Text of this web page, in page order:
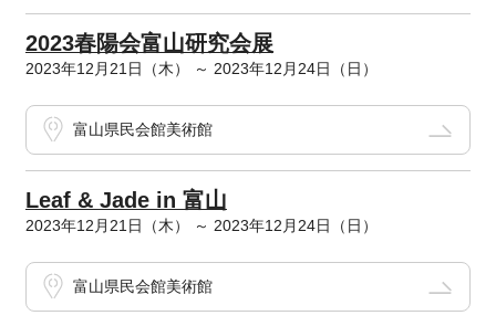
2023春陽会富山研究会展
2023年12月21日（木） ～ 2023年12月24日（日）
富山県民会館美術館
Leaf & Jade in 富山
2023年12月21日（木） ～ 2023年12月24日（日）
富山県民会館美術館